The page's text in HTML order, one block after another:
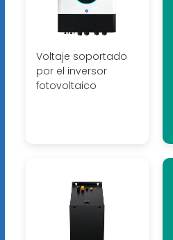
Voltaje soportado
por el inversor
fotovoltaico